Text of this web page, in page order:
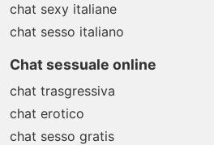
chat sexy italiane
chat sesso italiano
Chat sessuale online
chat trasgressiva
chat erotico
chat sesso gratis